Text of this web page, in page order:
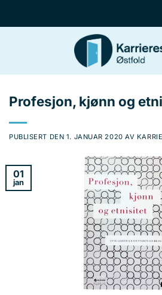
Profesjon, kjønn og
PUBLISERT DEN 1. JANUAR 2020 AV
01
jan